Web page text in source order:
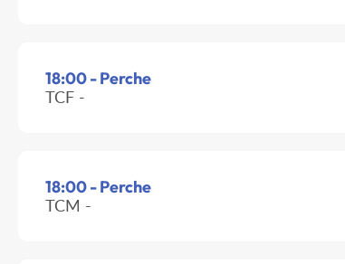
18:00 - Perche
TCF -
18:00 - Perche
TCM -